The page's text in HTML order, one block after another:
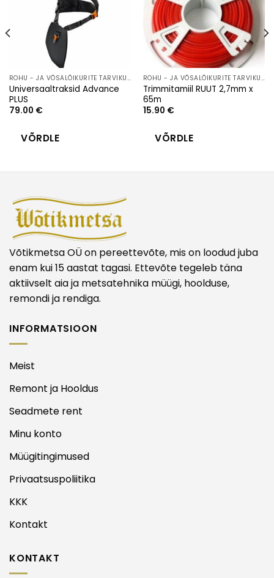
ROHU - JA VÕSALÕIKURITE TARVIKUD
Universaaltraksid Advance
PLUS
79.00 €
VÕRDLE
ROHU - JA VÕSALÕIKURITE TARVIKUD
Trimmitamiil RUUT 2,7mm x
65m
15.90 €
VÕRDLE
Võtikmetsa OÜ on pereettevõte, mis on loodud juba
enam kui 15 aastat tagasi. Ettevõte tegeleb täna
aktiivselt aia ja metsatehnika müügi, hoolduse,
remondi ja rendiga.
INFORMATSIOON
Meist
Remont ja Hooldus
Seadmete rent
Minu konto
Müügitingimused
Privaatsuspoliitika
KKK
Kontakt
KONTAKT